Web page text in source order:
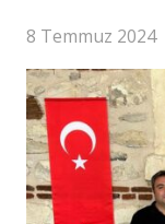
8 Temmuz 2024